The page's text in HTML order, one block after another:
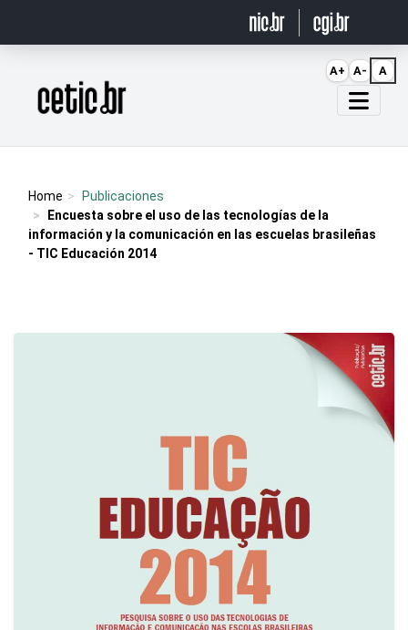
Página inicial
Home
Publicaciones
Encuesta sobre el uso de las tecnologías de la
información y la comunicación en las escuelas brasileñas
- TIC Educación 2014
A+ A- A